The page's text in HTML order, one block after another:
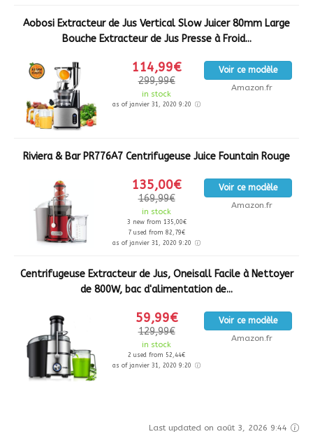
Aobosi Extracteur de Jus Vertical Slow Juicer 80mm Large
Bouche Extracteur de Jus Presse à Froid...
114,99€
299,99€
in stock
as of janvier 31, 2020 9:20
Voir ce modèle
Amazon.fr
Riviera & Bar PR776A7 Centrifugeuse Juice Fountain Rouge
135,00€
169,99€
in stock
3 new from 135,00€
7 used from 82,79€
as of janvier 31, 2020 9:20
Voir ce modèle
Amazon.fr
Centrifugeuse Extracteur de Jus, Oneisall Facile à Nettoyer
de 800W, bac d'alimentation de...
59,99€
129,99€
in stock
2 used from 52,44€
as of janvier 31, 2020 9:20
Voir ce modèle
Amazon.fr
Last updated on août 3, 2026 9:44